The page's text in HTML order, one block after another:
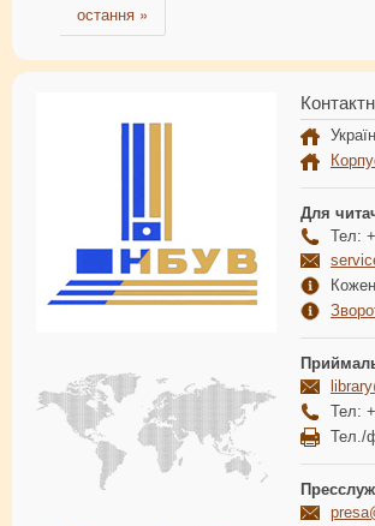
остання »
Для
Тел:
Тел:
Тел./